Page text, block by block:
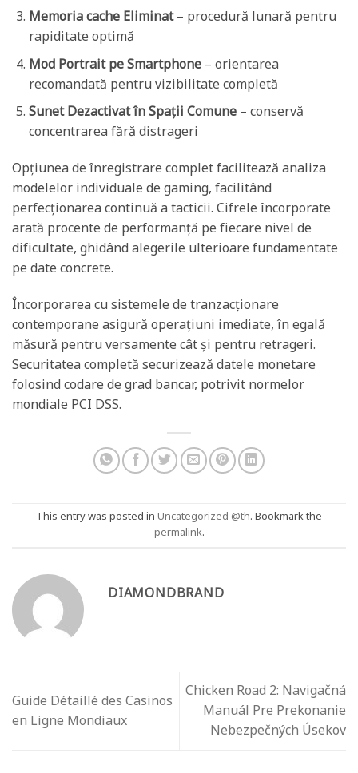
Memoria cache Eliminat– procedură lunară pentru
rapiditate optimă
Mod Portrait pe Smartphone– orientarea
recomandată pentru vizibilitate completă
Sunet Dezactivat în Spații Comune– conservă
concentrarea fără distrageri
Opțiunea de înregistrare complet facilitează analiza
modelelor individuale de gaming, facilitând
perfecționarea continuă a tacticii. Cifrele încorporate
arată procente de performanță pe fiecare nivel de
dificultate, ghidând alegerile ulterioare fundamentate
pe date concrete.
Încorporarea cu sistemele de tranzacționare
contemporane asigură operațiuni imediate, în egală
măsură pentru versamente cât și pentru retrageri.
Securitatea completă securizează datele monetare
folosind codare de grad bancar, potrivit normelor
mondiale PCI DSS.
This entry was posted in Uncategorized @th. Bookmark the
permalink.
DIAMONDBRAND
Guide Détaillé des Casinos
en Ligne Mondiaux
Chicken Road 2: Navigačná
Manuál Pre Prekonanie
Nebezpečných Úsekov